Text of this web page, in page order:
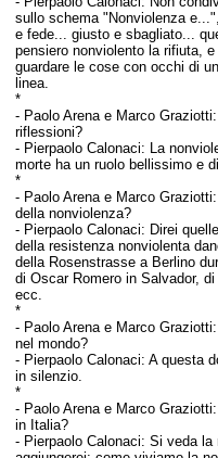
sullo schema "Nonviolenza
e fede... giusto e sbagliato...
pensiero nonviolento la rifiuta,
guardare le cose con occhi di
linea.
*
- Paolo Arena e Marco Graziotti:
riflessioni?
- Pierpaolo Calonaci: La
morte ha un ruolo bellissimo e di
*
- Paolo Arena e Marco Graziotti:
della nonviolenza?
- Pierpaolo Calonaci: Direi
della resistenza nonviolenta
della Rosenstrasse a Berlino
di Oscar Romero in Salvador,
ecc.
*
- Paolo Arena e Marco Graziotti:
nel mondo?
- Pierpaolo Calonaci: A questa
in silenzio.
*
- Paolo Arena e Marco Graziotti:
in Italia?
- Pierpaolo Calonaci: Si veda la